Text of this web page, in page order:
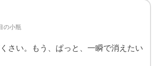
の小瓶
さい。もう、ぱっと、一瞬で消えたい